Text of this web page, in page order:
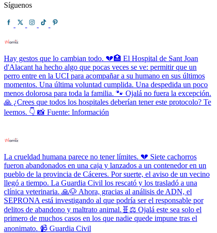
Síguenos
Hay gestos que lo cambian todo. 💔🏥 El Hospital de Sant Joan
d'Alacant ha hecho algo que pocas veces se ve: permitir que un
perro entre en la UCI para acompañar a su humano en sus últimos
momentos. Una última voluntad cumplida. Una despedida un poco
menos dolorosa para toda la familia. 🐾 Ojalá no fuera la excepción.
🙏 ¿Crees que todos los hospitales deberían tener este protocolo? Te
leemos. 👇 📸 Fuente: Información
La crueldad humana parece no tener límites. 💔 Siete cachorros
fueron abandonados en una caja y lanzados a un contenedor en un
pueblo de la provincia de Cáceres. Por suerte, el aviso de un vecino
llegó a tiempo. La Guardia Civil los rescató y los trasladó a una
clínica veterinaria. 🙏🐶 Ahora, gracias al análisis de ADN, el
SEPRONA está investigando al que podría ser el responsable por
delitos de abandono y maltrato animal.🧬⚖️ Ojalá este sea solo el
primero de muchos casos en los que nadie quede impune tras el
anonimato. 📹 Guardia Civil